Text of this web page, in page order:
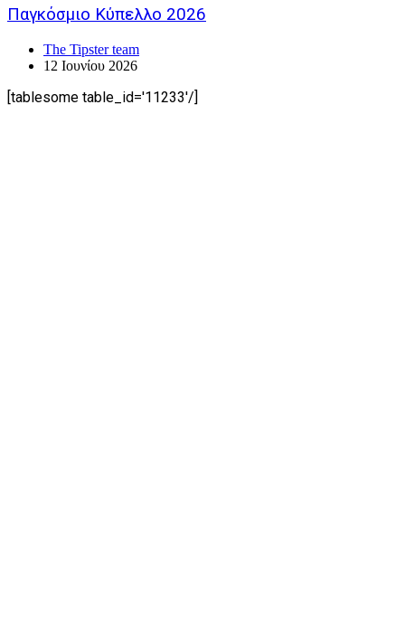
Παγκόσμιο Κύπελλο 2026
The Tipster team
12 Ιουνίου 2026
[tablesome table_id='11233'/]